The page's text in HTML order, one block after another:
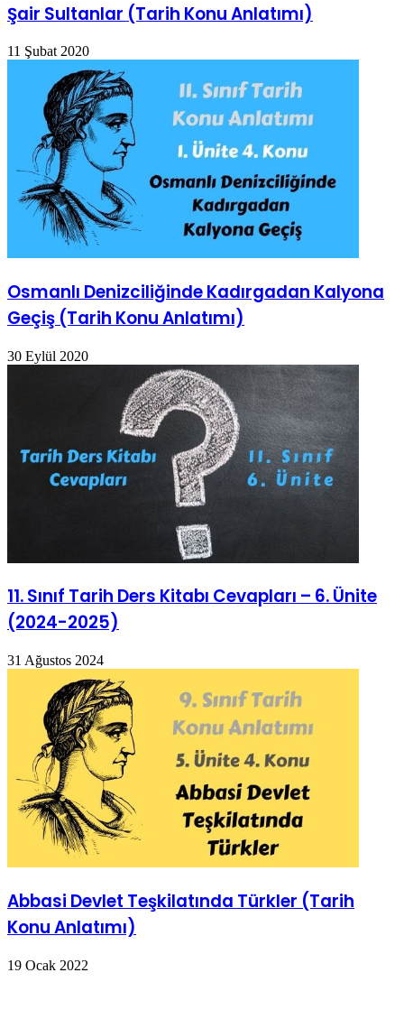
Şair Sultanlar (Tarih Konu Anlatımı)
11 Şubat 2020
Osmanlı Denizciliğinde Kadırgadan Kalyona
Geçiş (Tarih Konu Anlatımı)
30 Eylül 2020
11. Sınıf Tarih Ders Kitabı Cevapları – 6. Ünite
(2024-2025)
31 Ağustos 2024
Abbasi Devlet Teşkilatında Türkler (Tarih
Konu Anlatımı)
19 Ocak 2022